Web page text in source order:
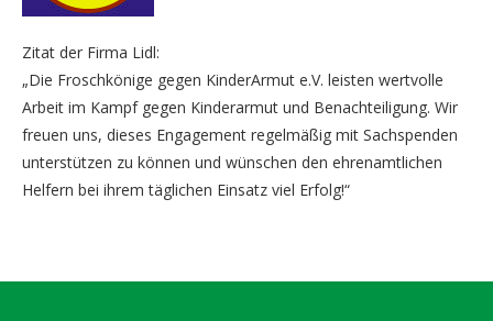
Zitat der Firma Lidl:
„Die Froschkönige gegen KinderArmut e.V. leisten wertvolle
Arbeit im Kampf gegen Kinderarmut und Benachteiligung. Wir
freuen uns, dieses Engagement regelmäßig mit Sachspenden
unterstützen zu können und wünschen den ehrenamtlichen
Helfern bei ihrem täglichen Einsatz viel Erfolg!“